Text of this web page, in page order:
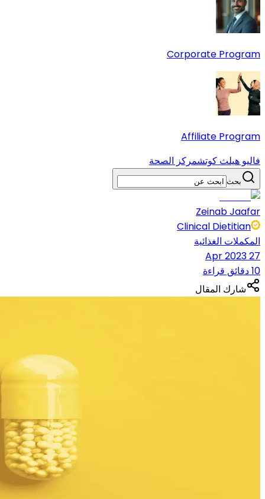
Corporate Program
Affiliate Program
فاليو هيلث كوتشمركز الصحة
بحث
Zeinab Jaafar
Clinical Dietitian
المكملات الغذائية
27 Apr 2023
10 دقائق قراءة
شارك المقال